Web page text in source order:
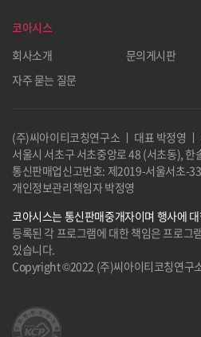
코아시스
회사소개
문의게시판
자주 묻는 질문
(주)씨아이티코칭연구소 ㅣ 대표 박정영
서울시 서초구 서초중앙로 48 (서초동), 한
통신판매업신고번호: 제2019-서울서초-
개인정보관리책임자 박정영
코아시스는 통신판매중개자이며 행사에
등록된 각 프로그램에 대한 책임은 프로그
있습니다.
Copyright ©2022 (주)씨아이티코칭연구